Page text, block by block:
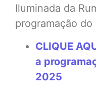
Iluminada da
programação
CLIQUE
a
2025